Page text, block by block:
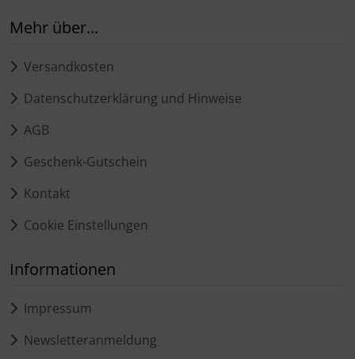
Mehr über...
Versandkosten
Datenschutzerklärung und Hinweise
AGB
Geschenk-Gutschein
Kontakt
Cookie Einstellungen
Informationen
Impressum
Newsletteranmeldung